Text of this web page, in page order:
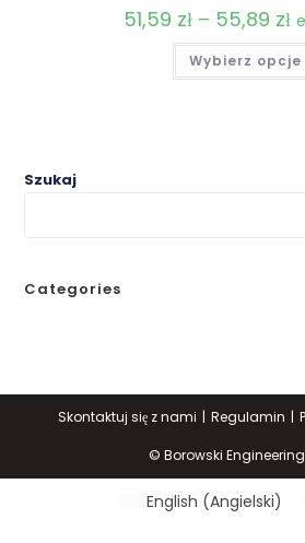
51,59 zł – 55,89 zł
Wybierz opcje
Szukaj
Categories
Skontaktuj się z nami Regulamin
© Borowski
English (Angielski)